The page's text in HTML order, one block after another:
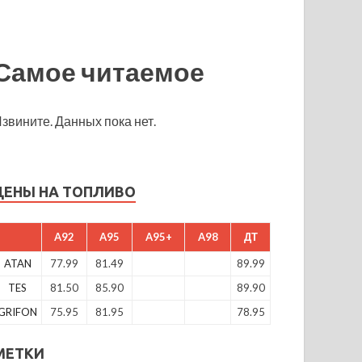
читаемое
Данных пока нет.
НА ТОПЛИВО
A92 A95 A95+ A98 ДТ
ATAN 77.99 81.49
89.99
TES
81.50 85.90
89.90
75.95 81.95 78.95